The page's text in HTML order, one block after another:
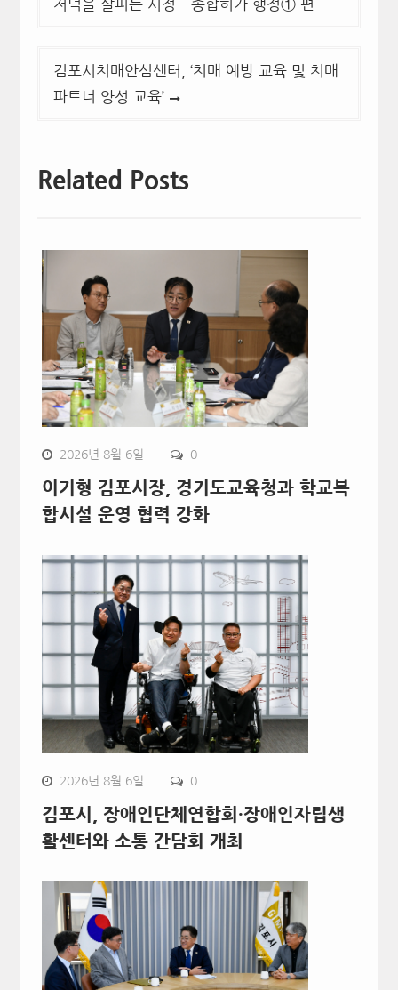
저녁을 살피는 시정 – 종합허가 행정① 편
김포시치매안심센터, ‘치매 예방 교육 및 치매
파트너 양성 교육’
Related Posts
2026년 8월 6일 0
이기형 김포시장, 경기도교육청과 학교복
합시설 운영 협력 강화
2026년 8월 6일 0
김포시, 장애인단체연합회·장애인자립생
활센터와 소통 간담회 개최